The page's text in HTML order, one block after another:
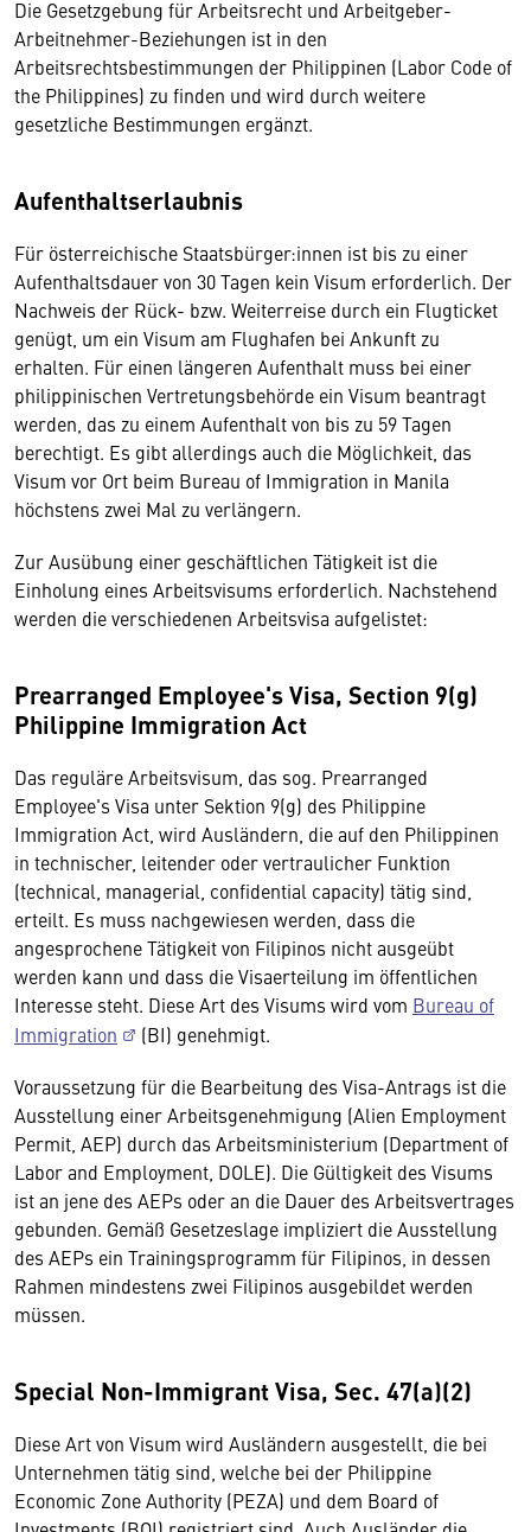
Die Gesetzgebung für Arbeitsrecht und Arbeitgeber-
Arbeitnehmer-Beziehungen ist in den
Arbeitsrechtsbestimmungen der Philippinen (Labor Code of
the Philippines) zu finden und wird durch weitere
gesetzliche Bestimmungen ergänzt.
Aufenthaltserlaubnis
Für österreichische Staatsbürger:innen ist bis zu einer
Aufenthaltsdauer von 30 Tagen kein Visum erforderlich. Der
Nachweis der Rück- bzw. Weiterreise durch ein Flugticket
genügt, um ein Visum am Flughafen bei Ankunft zu
erhalten. Für einen längeren Aufenthalt muss bei einer
philippinischen Vertretungsbehörde ein Visum beantragt
werden, das zu einem Aufenthalt von bis zu 59 Tagen
berechtigt. Es gibt allerdings auch die Möglichkeit, das
Visum vor Ort beim Bureau of Immigration in Manila
höchstens zwei Mal zu verlängern.
Zur Ausübung einer geschäftlichen Tätigkeit ist die
Einholung eines Arbeitsvisums erforderlich. Nachstehend
werden die verschiedenen Arbeitsvisa aufgelistet:
Prearranged Employee's Visa, Section 9(g)
Philippine Immigration Act
Das reguläre Arbeitsvisum, das sog. Prearranged
Employee's Visa unter Sektion 9(g) des Philippine
Immigration Act, wird Ausländern, die auf den Philippinen
in technischer, leitender oder vertraulicher Funktion
(technical, managerial, confidential capacity) tätig sind,
erteilt. Es muss nachgewiesen werden, dass die
angesprochene Tätigkeit von Filipinos nicht ausgeübt
werden kann und dass die Visaerteilung im öffentlichen
Interesse steht. Diese Art des Visums wird vom Bureau of
Immigration
(BI) genehmigt.
Voraussetzung für die Bearbeitung des Visa-Antrags ist die
Ausstellung einer Arbeitsgenehmigung (Alien Employment
Permit, AEP) durch das Arbeitsministerium (Department of
Labor and Employment, DOLE). Die Gültigkeit des Visums
ist an jene des AEPs oder an die Dauer des Arbeitsvertrages
gebunden. Gemäß Gesetzeslage impliziert die Ausstellung
des AEPs ein Trainingsprogramm für Filipinos, in dessen
Rahmen mindestens zwei Filipinos ausgebildet werden
müssen.
Special Non-Immigrant Visa, Sec. 47(a)(2)
Diese Art von Visum wird Ausländern ausgestellt, die bei
Unternehmen tätig sind, welche bei der Philippine
Economic Zone Authority (PEZA) und dem Board of